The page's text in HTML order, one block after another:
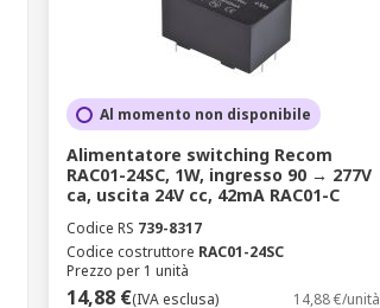
Al momento non disponibile
Alimentatore switching Recom
RAC01-24SC, 1W, ingresso 90 → 277V
ca, uscita 24V cc, 42mA RAC01-C
Codice RS 739-8317
Codice costruttore RAC01-24SC
Prezzo per 1 unità
14,88 €(IVA esclusa) 14,88 €/unità